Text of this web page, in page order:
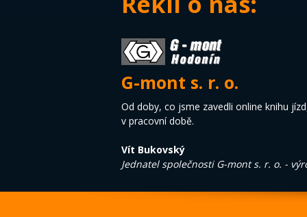
G-mont s. r. o.
Od doby, co jsme zavedli online knihu
v pracovní době.
Vít Bukovský
Jednatel společnosti G-mont s. r. o. -